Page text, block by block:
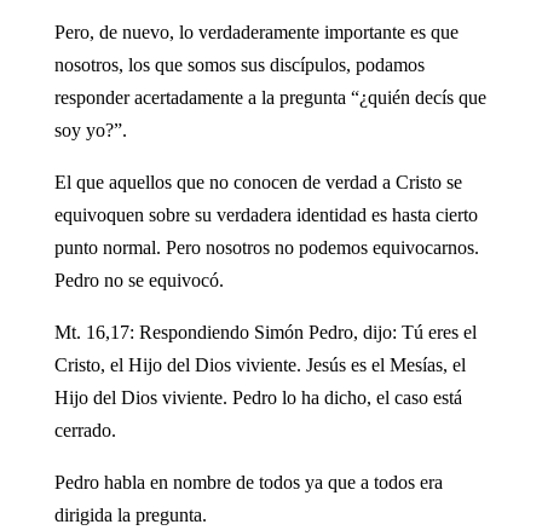
Pero, de nuevo, lo verdaderamente importante es que
nosotros, los que somos sus discípulos, podamos
responder acertadamente a la pregunta “¿quién decís que
soy yo?”.
El que aquellos que no conocen de verdad a Cristo se
equivoquen sobre su verdadera identidad es hasta cierto
punto normal. Pero nosotros no podemos equivocarnos.
Pedro no se equivocó.
Mt. 16,17: Respondiendo Simón Pedro, dijo: Tú eres el
Cristo, el Hijo del Dios viviente. Jesús es el Mesías, el
Hijo del Dios viviente. Pedro lo ha dicho, el caso está
cerrado.
Pedro habla en nombre de todos ya que a todos era
dirigida la pregunta.